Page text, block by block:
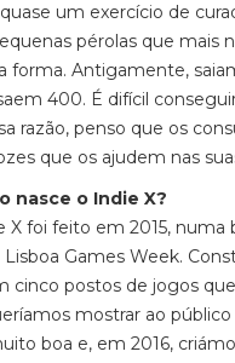
um exercício de
pérolas que mais
forma. Antigamente,
400. É difícil
razão, penso que os
que os ajudem nas
nasce o Indie X?
foi feito em 2015, numa
Games Week.
cinco postos de jogos
mostrar ao
boa e, em 2016,